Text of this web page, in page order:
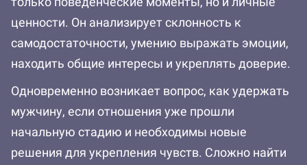
ценности. Он анализирует склонность к
самодостаточности, умению выражать эмоции,
находить общие интересы и укреплять доверие.
Одновременно возникает вопрос, как удержать
мужчину, если отношения уже прошли
начальную стадию и необходимы новые
решения для укрепления чувств. Сложно найти